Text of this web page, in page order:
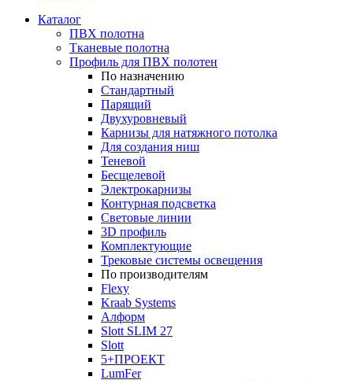
Каталог
ПВХ полотна
Тканевые полотна
Профиль для ПВХ полотен
По назначению
Стандартный
Парящий
Двухуровневый
Карнизы для натяжного потолка
Для создания ниш
Теневой
Бесщелевой
Электрокарнизы
Контурная подсветка
Световые линии
3D профиль
Комплектующие
Трековые системы освещения
По производителям
Flexy
Kraab Systems
Алформ
Slott SLIM 27
Slott
5+ПРОЕКТ
LumFer